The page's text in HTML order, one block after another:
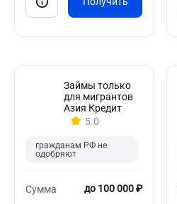
Займы только
для мигрантов
Азия Кредит
5.0
гражданам РФ не
одобряют
Сумма до 100 000 ₽